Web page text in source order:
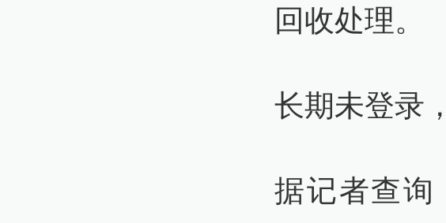
回收处理。
长期未登录
据记者查询